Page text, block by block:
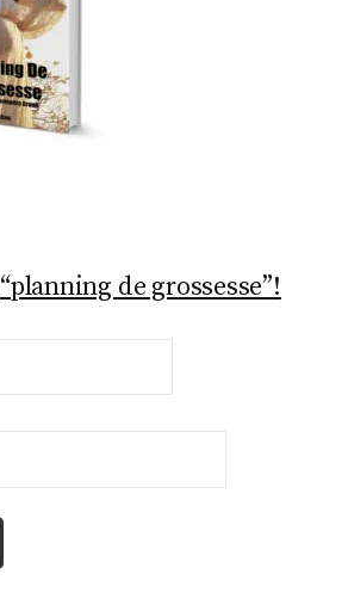
“planning de grossesse”!